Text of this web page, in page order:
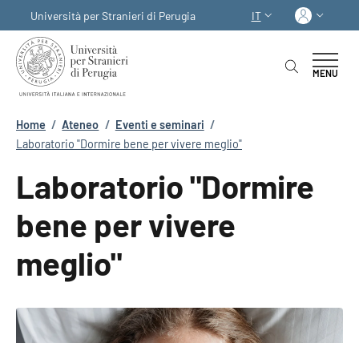
Università per Stranieri di Perugia
SELETTORE LINGUA:
IT
MENU
Briciole di pane
Home / Ateneo / Eventi e seminari /
Laboratorio "Dormire bene per vivere meglio"
Laboratorio "Dormire
bene per vivere
meglio"